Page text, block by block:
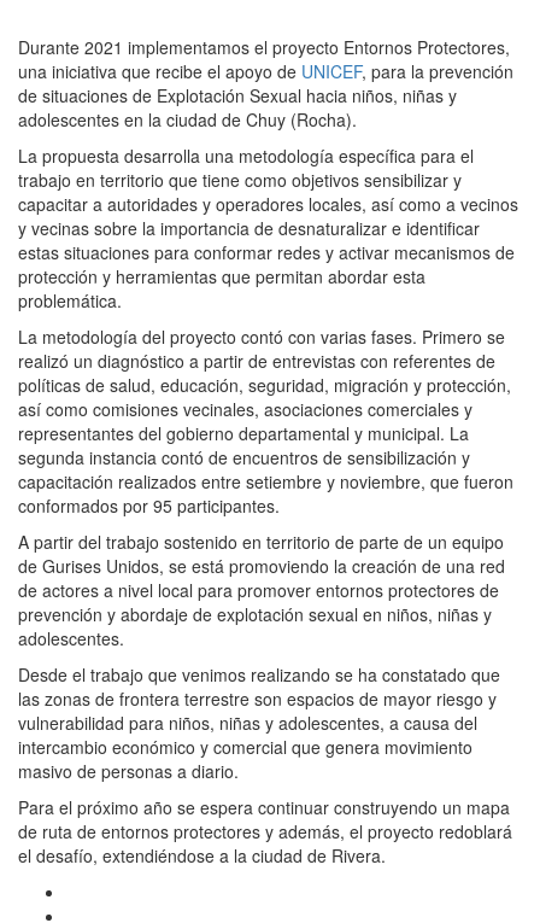
Durante 2021 implementamos el proyecto Entornos Protectores,
una iniciativa que recibe el apoyo de UNICEF, para la prevención
de situaciones de Explotación Sexual hacia niños, niñas y
adolescentes en la ciudad de Chuy (Rocha).
La propuesta desarrolla una metodología específica para el
trabajo en territorio que tiene como objetivos sensibilizar y
capacitar a autoridades y operadores locales, así como a vecinos
y vecinas sobre la importancia de desnaturalizar e identificar
estas situaciones para conformar redes y activar mecanismos de
protección y herramientas que permitan abordar esta
problemática.
La metodología del proyecto contó con varias fases. Primero se
realizó un diagnóstico a partir de entrevistas con referentes de
políticas de salud, educación, seguridad, migración y protección,
así como comisiones vecinales, asociaciones comerciales y
representantes del gobierno departamental y municipal. La
segunda instancia contó de encuentros de sensibilización y
capacitación realizados entre setiembre y noviembre, que fueron
conformados por 95 participantes.
A partir del trabajo sostenido en territorio de parte de un equipo
de Gurises Unidos, se está promoviendo la creación de una red
de actores a nivel local para promover entornos protectores de
prevención y abordaje de explotación sexual en niños, niñas y
adolescentes.
Desde el trabajo que venimos realizando se ha constatado que
las zonas de frontera terrestre son espacios de mayor riesgo y
vulnerabilidad para niños, niñas y adolescentes, a causa del
intercambio económico y comercial que genera movimiento
masivo de personas a diario.
Para el próximo año se espera continuar construyendo un mapa
de ruta de entornos protectores y además, el proyecto redoblará
el desafío, extendiéndose a la ciudad de Rivera.